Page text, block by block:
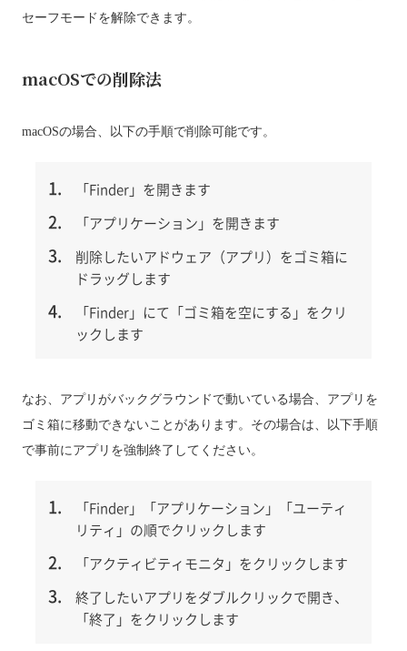
セーフモードを解除できます。
macОSでの削除法
macOSの場合、以下の手順で削除可能です。
「Finder」を開きます
「アプリケーション」を開きます
削除したいアドウェア（アプリ）をゴミ箱に
ドラッグします
「Finder」にて「ゴミ箱を空にする」をクリ
ックします
なお、アプリがバックグラウンドで動いている場合、アプリを
ゴミ箱に移動できないことがあります。その場合は、以下手順
で事前にアプリを強制終了してください。
「Finder」「アプリケーション」「ユーティ
リティ」の順でクリックします
「アクティビティモニタ」をクリックします
終了したいアプリをダブルクリックで開き、
「終了」をクリックします